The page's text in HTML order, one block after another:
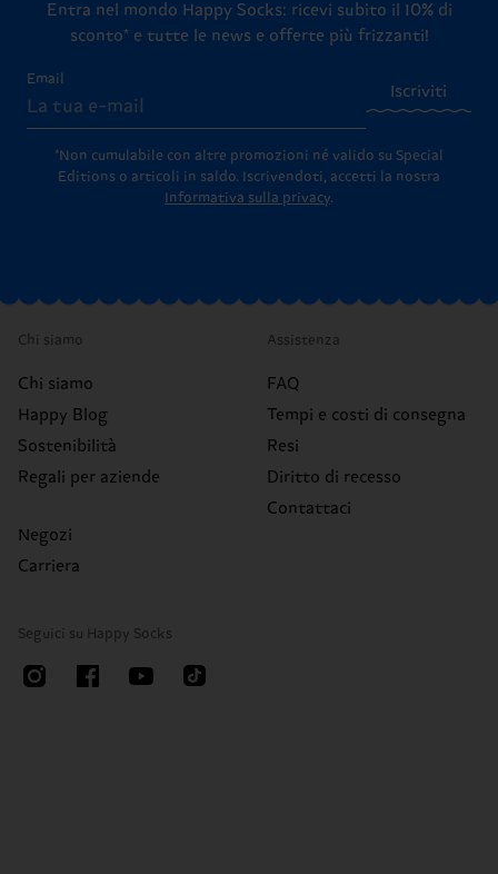
Entra nel mondo Happy Socks: ricevi subito il 10% di
sconto* e tutte le news e offerte più frizzanti!
Email
Iscriviti
*Non cumulabile con altre promozioni né valido su Special
Editions o articoli in saldo.
Iscrivendoti, accetti la nostra
Informativa sulla privacy.
Chi siamo
Chi siamo
Happy Blog
Sostenibilità
Regali per aziende
Negozi
Carriera
Assistenza
FAQ
Tempi e costi di consegna
Resi
Diritto di recesso
Contattaci
Seguici su Happy Socks